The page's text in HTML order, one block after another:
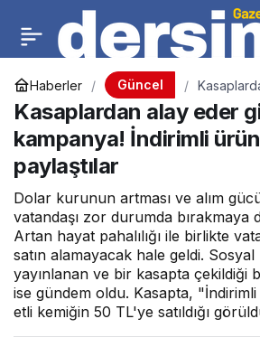
Haberler Güncel
dediler
Kasaplardan alay eder
kampanya! İndirimli
paylaştılar
Dolar kurunun artması ve alım
vatandaşı zor durumda bırakmaya
Artan hayat pahalılığı ile birlikte
satın alamayacak hale geldi. Sosyal
yayınlanan ve bir kasapta çekildiği
ise gündem oldu. Kasapta, "İndirimli
etli kemiğin 50 TL'ye satıldığı